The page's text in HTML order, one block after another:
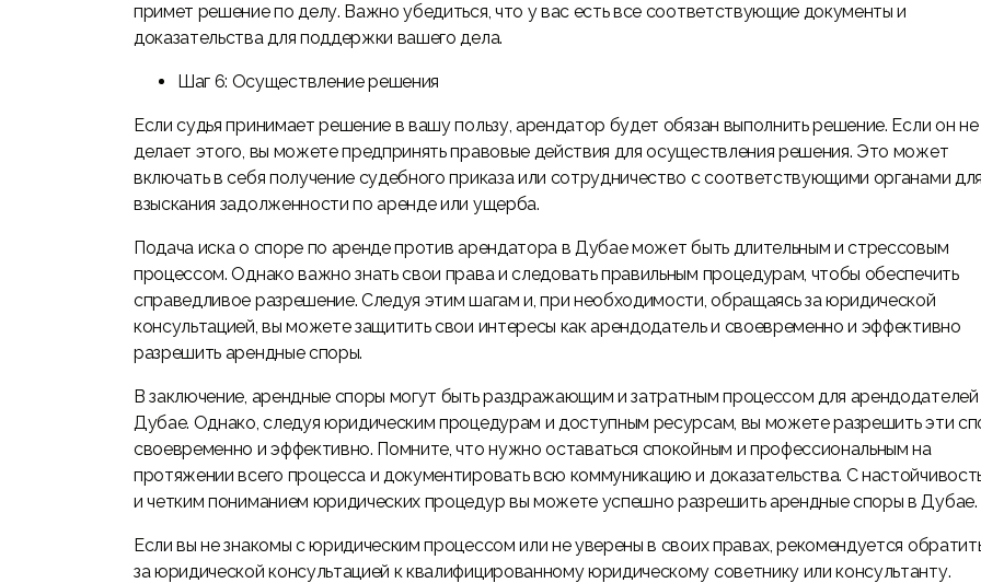
примет решение по делу. Важно убедиться, что у вас есть все соответствующие документы и
доказательства для поддержки вашего дела.
Шаг 6: Осуществление решения
Если судья принимает решение в вашу пользу, арендатор будет обязан выполнить решение. Если он не
делает этого, вы можете предпринять правовые действия для осуществления решения. Это может
включать в себя получение судебного приказа или сотрудничество с соответствующими органами для
взыскания задолженности по аренде или ущерба.
Подача иска о споре по аренде против арендатора в Дубае может быть длительным и стрессовым
процессом. Однако важно знать свои права и следовать правильным процедурам, чтобы обеспечить
справедливое разрешение. Следуя этим шагам и, при необходимости, обращаясь за юридической
консультацией, вы можете защитить свои интересы как арендодатель и своевременно и эффективно
разрешить арендные споры.
В заключение, арендные споры могут быть раздражающим и затратным процессом для арендодателей
Дубае. Однако, следуя юридическим процедурам и доступным ресурсам, вы можете разрешить эти
своевременно и эффективно. Помните, что нужно оставаться спокойным и профессиональным на
протяжении всего процесса и документировать всю коммуникацию и доказательства. С
и четким пониманием юридических процедур вы можете успешно разрешить арендные споры в Дубае.
Если вы не знакомы с юридическим процессом или не уверены в своих правах, рекомендуется
за юридической консультацией к квалифицированному юридическому советнику или консультанту.